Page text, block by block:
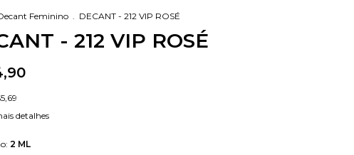
Feminino . DECANT - 212 VIP ROSÉ
- 212 VIP ROSÉ
detalhes
2 ML